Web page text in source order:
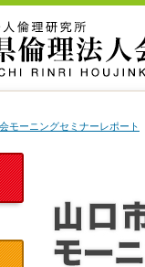
モーニングセミナーレポート